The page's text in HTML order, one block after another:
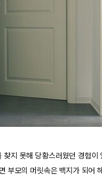
지 못해 당황스러웠던 경험
부모의 머릿속은 백지가 되어